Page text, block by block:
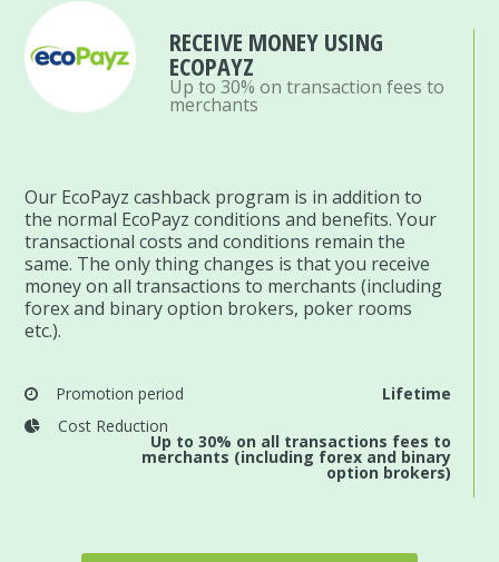
RECEIVE MONEY USING
ECOPAYZ
Up to 30% on transaction fees to
merchants
Our EcoPayz cashback program is in addition to
the normal EcoPayz conditions and benefits. Your
transactional costs and conditions remain the
same. The only thing changes is that you receive
money on all transactions to merchants (including
forex and binary option brokers, poker rooms
etc.).
Promotion period
Lifetime
Cost Reduction
Up to 30% on all transactions fees to
merchants (including forex and binary
option brokers)